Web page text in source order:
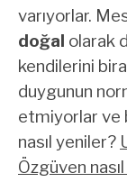
varıyorlar.
doğal olarak
kendilerini
duygunun
etmiyorlar ve
nasıl yeniler?
Özgüven nasıl